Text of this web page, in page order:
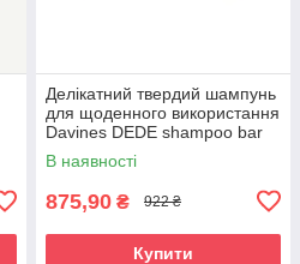
Делікатний твердий шампунь
для щоденного використання
Davines DEDE shampoo bar
100 мл
В наявності
875,90 ₴ 922 ₴
Купити